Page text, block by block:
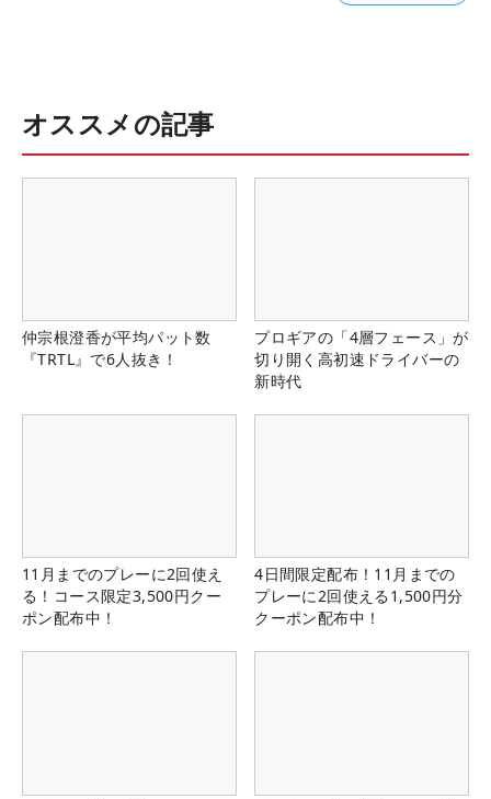
オススメの記事
仲宗根澄香が平均パット数
『TRTL』で6人抜き！
プロギアの「4層フェース」が
切り開く高初速ドライバーの
新時代
11月までのプレーに2回使え
る！コース限定3,500円クー
ポン配布中！
4日間限定配布！11月までの
プレーに2回使える1,500円分
クーポン配布中！